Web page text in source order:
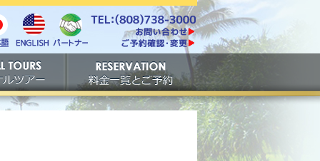
English パート
電話番号は808-738-
3000。ファックスは808-
738-3001。
https://www.tachibana.com/contact/
ご予約確認・変更
ご予約